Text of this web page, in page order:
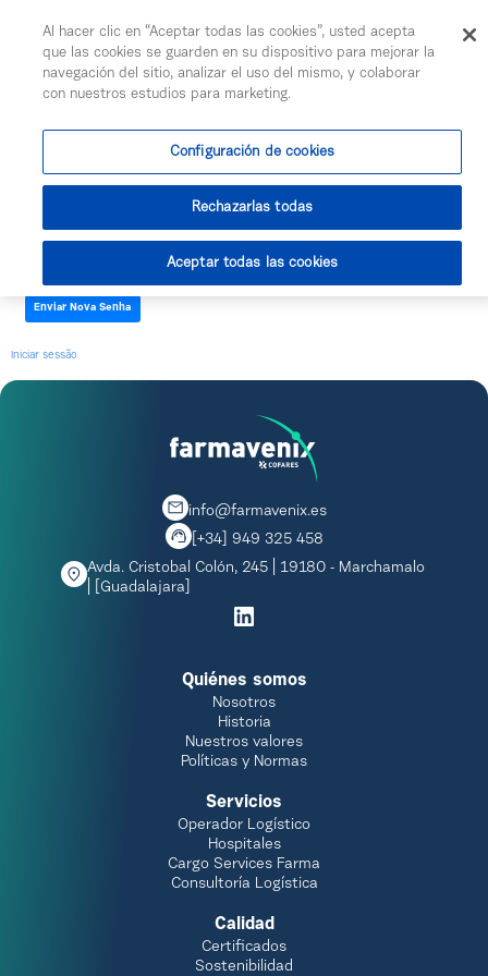
Skip to Main Content
Esqueceu-se da senha
Verificação de Texto
Enviar Nova Senha
Iniciar sessão
info@farmavenix.es
[+34] 949 325 458
Avda. Cristobal Colón, 245 | 19180 - Marchamalo
| [Guadalajara]
Quiénes somos
Nosotros
Historia
Nuestros valores
Políticas y Normas
Servicios
Operador Logístico
Hospitales
Cargo Services Farma
Consultoría Logística
Calidad
Certificados
Sostenibilidad
Al hacer clic en “Aceptar todas las cookies”, usted acepta
que las cookies se guarden en su dispositivo para mejorar la
navegación del sitio, analizar el uso del mismo, y colaborar
con nuestros estudios para marketing.
Configuración de cookies
Rechazarlas todas
Aceptar todas las cookies